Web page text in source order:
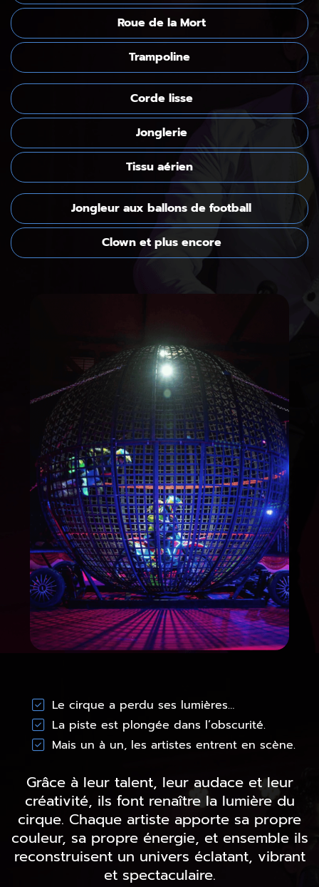
Roue de la Mort
Trampoline
Corde lisse
Jonglerie
Tissu aérien
Jongleur aux ballons de football
Clown et plus encore
Le cirque a perdu ses lumières…
La piste est plongée dans l’obscurité.
Mais un à un, les artistes entrent en scène.
Grâce à leur talent, leur audace et leur
créativité, ils font renaître la lumière du
cirque. Chaque artiste apporte sa propre
couleur, sa propre énergie, et ensemble ils
reconstruisent un univers éclatant, vibrant
et spectaculaire.